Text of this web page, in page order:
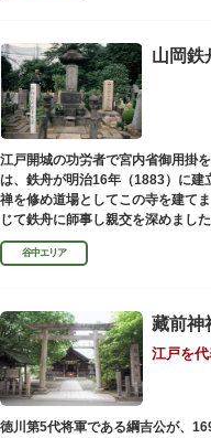
が濃密な空間を作り出す「五典の
この建物に色濃く反映されていま
彫刻作品や芸術品を鑑賞する美術
値も感じられる施設です。朝倉の
は、その芸術上・観賞上の価値が
園」として国の名勝に指定されてい
山岡鉄
江戸開城の功労者で宮内省御用掛
は、鉄舟が明治16年（1883）に建
禅を修め道場としてこの寺を建て
じて鉄舟に師事し親交を深めまし
遊亭円朝無舌居士」とあります。
谷中エリア
藏前神
江戸を
徳川第5代将軍である綱吉公が、